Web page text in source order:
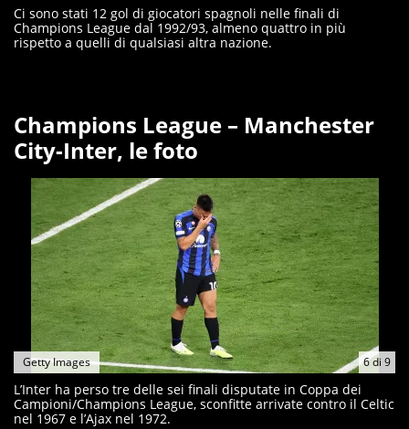
Ci sono stati 12 gol di giocatori spagnoli nelle finali di
Champions League dal 1992/93, almeno quattro in più
rispetto a quelli di qualsiasi altra nazione.
Champions League – Manchester
City-Inter, le foto
6di 9
Getty Images
L’Inter ha perso tre delle sei finali disputate in Coppa dei
Campioni/Champions League, sconfitte arrivate contro il Celtic
nel 1967 e l’Ajax nel 1972.